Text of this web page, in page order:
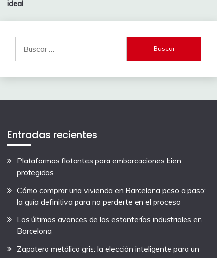
entradas
ideal
Entradas recientes
Plataformas flotantes para embarcaciones bien
protegidas
Cómo comprar una vivienda en Barcelona paso a paso:
la guía definitiva para no perderte en el proceso
Los últimos avances de las estanterías industriales en
Barcelona
Zapatero metálico gris: la elección inteligente para un